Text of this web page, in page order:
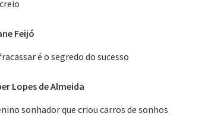
Feijó
é o segredo do sucesso
Lopes de Almeida
sonhador que criou carros de sonhos